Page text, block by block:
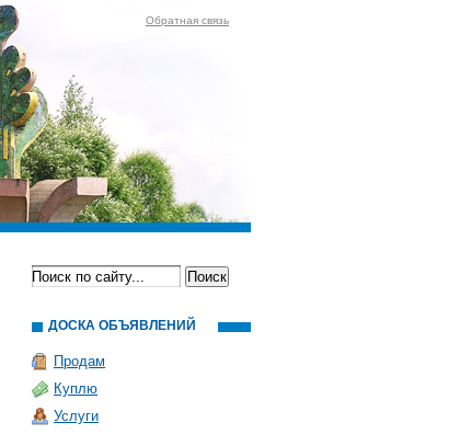
Обратная связь
ДОСКА ОБЪЯВЛЕНИЙ
Продам
Куплю
Услуги